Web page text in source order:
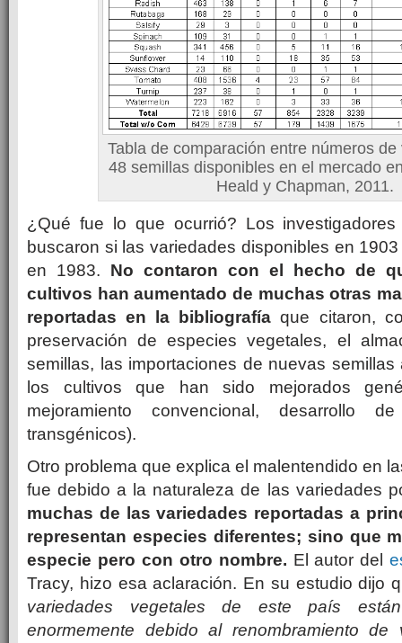
Tabla de comparación entre números
48 semillas disponibles en el mercado
Heald y Chapman, 2011.
¿Qué fue lo que ocurrió? Los
buscaron si las variedades disponibles en
en 1983. No contaron con el hecho de
cultivos han aumentado de muchas otras
reportadas en la bibliografía que citaron,
preservación de especies vegetales, el
semillas, las importaciones de nuevas
los cultivos que han sido mejorados
mejoramiento convencional, desarrollo
transgénicos).
Otro problema que explica el malentendido en
fue debido a la naturaleza de las variedades
muchas de las variedades reportadas a
representan especies diferentes; sino que
especie pero con otro nombre. El autor del
Tracy, hizo esa aclaración. En su estudio dijo
variedades vegetales de este país
enormemente debido al renombramiento de